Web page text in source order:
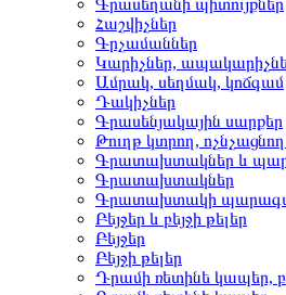
Գրասեղանի պիտույքներ
Հաշվիչներ
Գրչամաններ
Կարիչներ,
Ամրակ, սեղմակ, կոճգամ
Դակիչներ
Գրասենյակային սարքեր
Թուղթ կտրող, ոչնչացնող
Գրատախտակներ և
Գրատախտակներ
Գրատախտակի
Բեյջեր և բեյջի թելեր
Բեյջեր
Բեյջի թելեր
Դրամի ռետինե կապեր,